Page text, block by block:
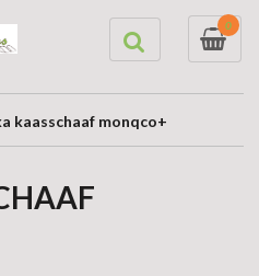
0
kaasschaaf monqco+